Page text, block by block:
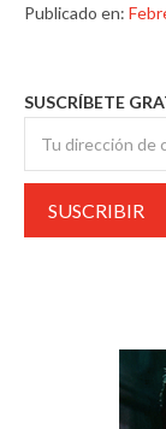
Publicado en:
SUSCRÍBETE